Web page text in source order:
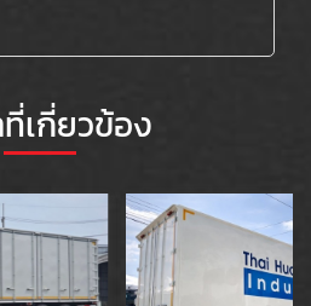
เกี่ยวข้อง